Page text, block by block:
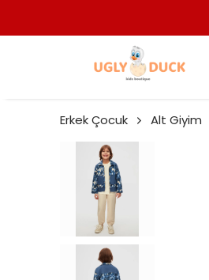
Erkek Çocuk Alt Giyim